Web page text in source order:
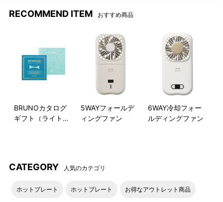
RECOMMEND ITEM おすすめ商品
BRUNOカタログ
ギフト（ライトブ
5WAYフォールデ
ィングファン
6WAY冷却フォー
ルディングファン
CATEGORY 人気のカテゴリ
ホットプレート ホットプレート お得なアウトレット商品